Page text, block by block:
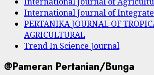
International Journal of
PERTANIKA JOURNAL OF
AGRICULTURAL
Trend In Science Journal
@Pameran Pertanian/Bunga